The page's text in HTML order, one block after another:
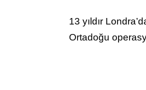
13 yıldır
Ortadoğu